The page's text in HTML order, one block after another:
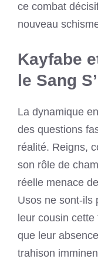
ce combat
nouveau
Kayfabe
le Sang
La dynamique
des questions
réalité. Reigns,
son rôle de
réelle menace
Usos ne sont-ils
leur cousin
que leur
trahison